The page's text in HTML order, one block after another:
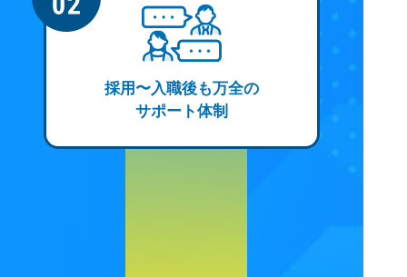
採用〜入職後も万全の
サポート体制